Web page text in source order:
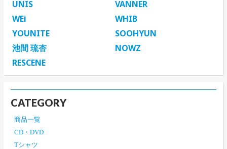
UNIS
VANNER
WEi
WHIB
YOUNITE
SOOHYUN
池間 琉杏
NOWZ
RESCENE
CATEGORY
商品一覧
CD・DVD
Tシャツ